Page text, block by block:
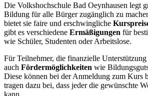
Die Volkshochschule Bad Oeynhausen legt
Bildung für alle Bürger zugänglich zu
bietet sie faire und erschwingliche
gibt es verschiedene Ermäßigungen für
wie Schüler, Studenten oder Arbeitslose.
Für Teilnehmer, die finanzielle Unterstützung
auch Fördermöglichkeiten wie
Diese können bei der Anmeldung zum Kurs
tragen dazu bei, dass jeder die gewünschte
kann.